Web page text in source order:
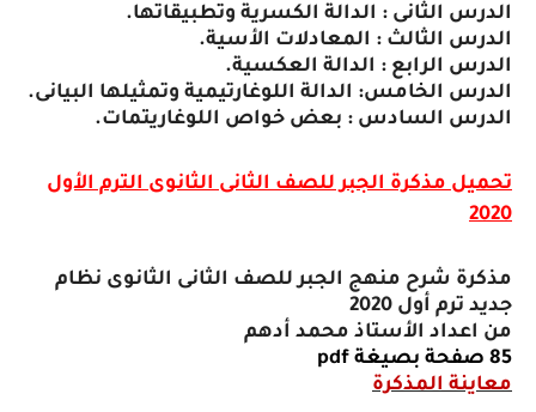
الدرس الثانى : الدالة الكسرية وتطبيقاتها.
الدرس الثالث : المعادلات الأسية.
الدرس الرابع : الدالة العكسية.
الدرس الخامس: الدالة اللوغارتيمية وتمثيلها البيانى.
الدرس السادس : بعض خواص اللوغاريتمات.
تحميل مذكرة الجبر للصف الثانى الثانوى الترم الأول
2020
مذكرة شرح منهج الجبر للصف الثانى الثانوى نظام
جديد ترم أول 2020
من اعداد الأستاذ محمد أدهم
85 صفحة بصيغة
pdf
معاينة المذكرة